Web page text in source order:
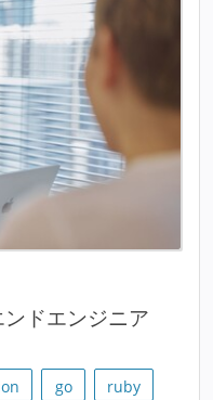
ンドエンジニア
go
ruby